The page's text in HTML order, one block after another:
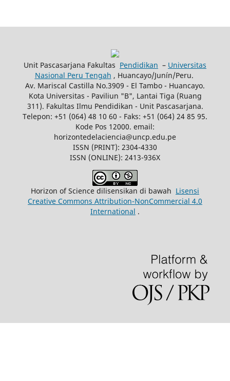
Unit Pascasarjana Fakultas Pendidikan – Universitas
Nasional Peru Tengah , Huancayo/Junín/Peru.
Av. Mariscal Castilla No.3909 - El Tambo - Huancayo.
Kota Universitas - Paviliun "B", Lantai Tiga (Ruang
311). Fakultas Ilmu Pendidikan - Unit Pascasarjana.
Telepon: +51 (064) 48 10 60 - Faks: +51 (064) 24 85 95.
Kode Pos 12000. email:
horizontedelaciencia@uncp.edu.pe
ISSN (PRINT): 2304-4330
ISSN (ONLINE): 2413-936X
Horizon of Science dilisensikan di bawah Lisensi
Creative Commons Attribution-NonCommercial 4.0
International .